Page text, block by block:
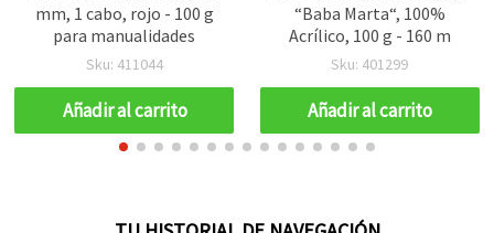
mm, 1 cabo, rojo - 100 g
para manualidades
Sku: 411044
Añadir al carrito
“Baba Marta“, 100%
Acrílico, 100 g - 160 m
Sku: 401299
Añadir al carrito